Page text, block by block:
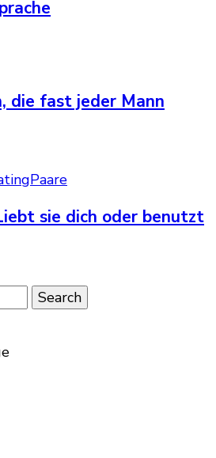
die fast jeder Mann
Paare
sie dich oder benutzt